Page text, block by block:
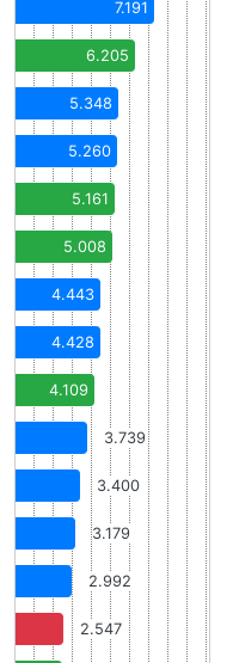
7.191
6.205
5.348
5.260
5.161
5.008
4.443
4.428
4.109
3.739
3.400
3.179
2.992
2.547